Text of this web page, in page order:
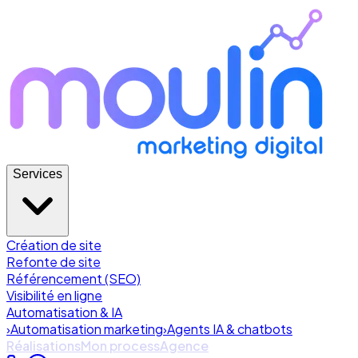
Services
Création de site
Refonte de site
Référencement (SEO)
Visibilité en ligne
Automatisation & IA
›Automatisation marketing›Agents IA & chatbots
RéalisationsMon processAgence